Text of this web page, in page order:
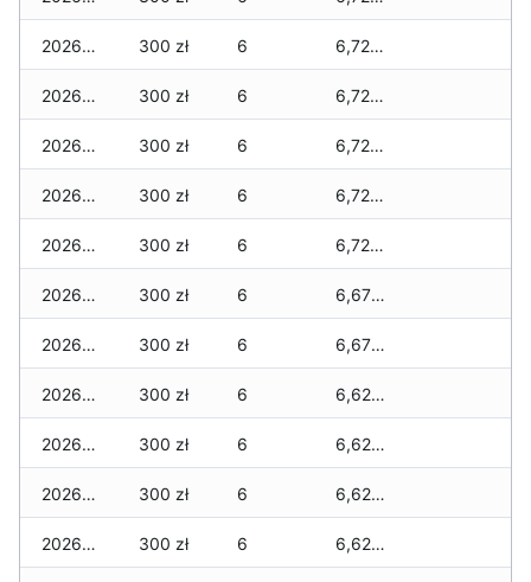
2026-06-28 300 zł 6 6,720 zł
2026-06-27 300 zł 6 6,720 zł
2026-06-26 300 zł 6 6,720 zł
2026-06-25 300 zł 6 6,720 zł
2026-06-24 300 zł 6 6,720 zł
2026-06-23 300 zł 6 6,670 zł
2026-06-22 300 zł 6 6,670 zł
2026-06-21 300 zł 6 6,620 zł
2026-06-20 300 zł 6 6,620 zł
2026-06-19 300 zł 6 6,620 zł
2026-06-18 300 zł 6 6,620 zł